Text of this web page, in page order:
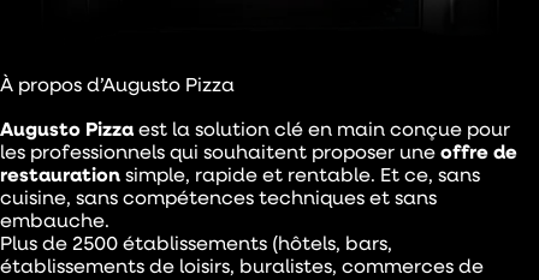
À propos d’Augusto Pizza
Augusto Pizza est la solution clé en main conçue pour
les professionnels qui souhaitent proposer une offre de
restauration simple, rapide et rentable. Et ce, sans
cuisine, sans compétences techniques et sans
embauche.
Plus de 2500 établissements (hôtels, bars,
établissements de loisirs, buralistes, commerces de